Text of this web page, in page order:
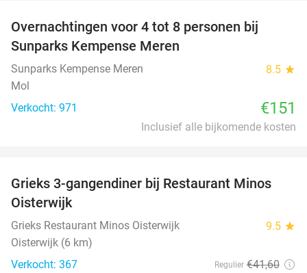
Overnachtingen voor 4 tot 8 personen bij
Sunparks Kempense Meren
Sunparks Kempense Meren 8.5 star
Mol
Verkocht: 971
€151
Inclusief alle bijkomende kosten
30%
Grieks 3-gangendiner bij Restaurant Minos
Oisterwijk
Grieks Restaurant Minos Oisterwijk 9.5 star
Oisterwijk (6 km)
Verkocht: 367
Regulier €41,60